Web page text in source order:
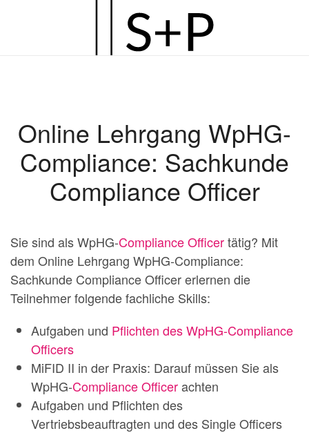
Online Lehrgang WpHG-
Compliance: Sachkunde
Compliance Officer
Sie sind als WpHG-Compliance Officertätig? Mit
dem Online Lehrgang WpHG-Compliance:
Sachkunde Compliance Officer erlernen die
Teilnehmer folgende fachliche Skills:
Aufgaben und Pflichten des WpHG-Compliance
Officers
MiFID II in der Praxis: Darauf müssen Sie als
WpHG-Compliance Officerachten
Aufgaben und Pflichten des
Vertriebsbeauftragten und des Single Officers